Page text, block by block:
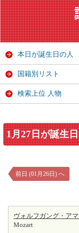
1月27日が誕生
前日 (01月26日) へ
ヴォルフガング・ア
Mozart
本日が誕生日の人
国籍別リスト
検索上位 人物